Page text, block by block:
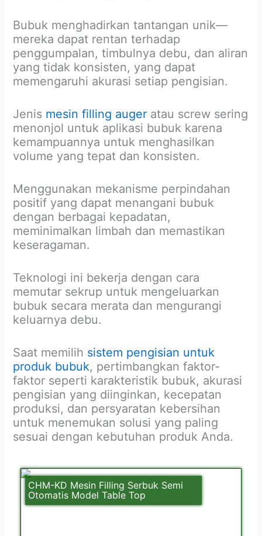
Bubuk menghadirkan tantangan unik—
mereka dapat rentan terhadap
penggumpalan, timbulnya debu, dan aliran
yang tidak konsisten, yang dapat
memengaruhi akurasi setiap pengisian.
Jenis mesin filling auger atau screw sering
menonjol untuk aplikasi bubuk karena
kemampuannya untuk menghasilkan
volume yang tepat dan konsisten.
Menggunakan mekanisme perpindahan
positif yang dapat menangani bubuk
dengan berbagai kepadatan,
meminimalkan limbah dan memastikan
keseragaman.
Teknologi ini bekerja dengan cara
memutar sekrup untuk mengeluarkan
bubuk secara merata dan mengurangi
keluarnya debu.
Saat memilih sistem pengisian untuk
produk bubuk, pertimbangkan faktor-
faktor seperti karakteristik bubuk, akurasi
pengisian yang diinginkan, kecepatan
produksi, dan persyaratan kebersihan
untuk menemukan solusi yang paling
sesuai dengan kebutuhan produk Anda.
CHM-KD Mesin Filling Serbuk Semi
Otomatis Model Table Top